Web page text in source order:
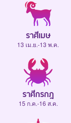
ราศีเมษ
13 เม.ย.-13 พ.ค.
ราศีกรกฎ
15 ก.ค.-16 ส.ค.